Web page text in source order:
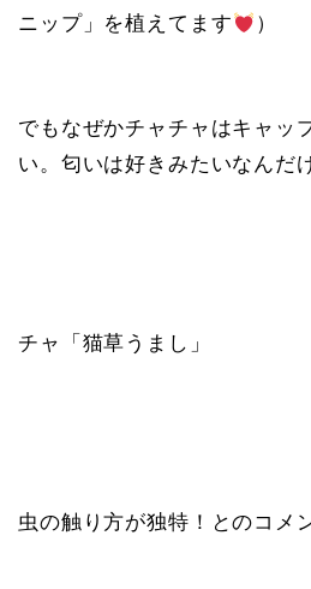
ニップ」を植えてます
）
でもなぜかチャチャはキャッ
い。匂いは好きみたいなんだ
チャ「猫草うまし」
虫の触り方が独特！とのコメ